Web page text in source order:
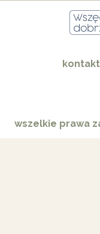
wszelkie prawa